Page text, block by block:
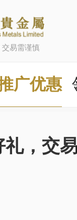
易需谨慎
广优惠
，交